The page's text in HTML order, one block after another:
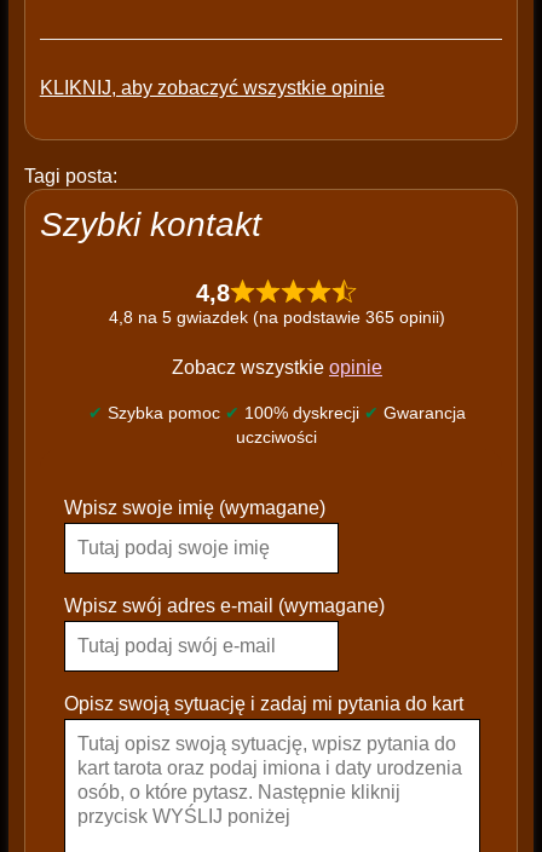
KLIKNIJ, aby zobaczyć wszystkie opinie
Tagi posta:
Szybki kontakt
4,8
4,8 na 5 gwiazdek (na podstawie 365 opinii)
Zobacz wszystkie opinie
✔ Szybka pomoc ✔ 100% dyskrecji ✔ Gwarancja
uczciwości
l
a
s
e
a
Wpisz swoje imię (wymagane)
Wpisz swój adres e-mail (wymagane)
Opisz swoją sytuację i zadaj mi pytania do kart